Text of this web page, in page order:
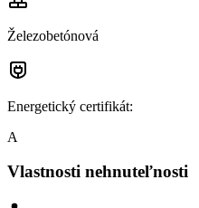
Železobetónová
Energetický certifikát:
A
Vlastnosti nehnuteľnosti